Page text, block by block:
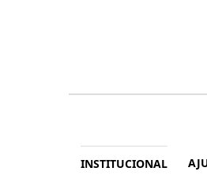
INSTITUCIONAL